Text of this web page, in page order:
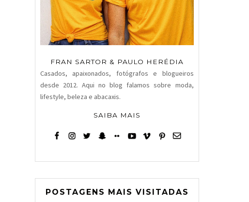
FRAN SARTOR & PAULO HERÉDIA
Casados, apaixonados, fotógrafos e blogueiros
desde 2012. Aqui no blog falamos sobre moda,
lifestyle, beleza e abacaxis.
SAIBA MAIS
POSTAGENS MAIS VISITADAS